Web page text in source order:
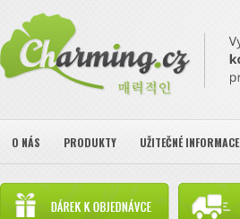
O NÁS PRODUKTY UŽITEČNÉ INFORMACE